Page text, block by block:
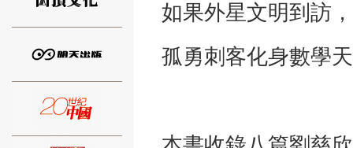
如果外星文明到訪
孤勇刺客化身數學